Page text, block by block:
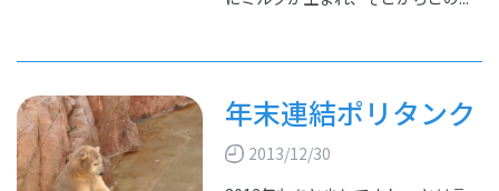
年末連結ポリタンク
2013/12/30